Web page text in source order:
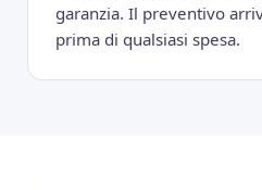
garanzia. Il preventivo
prima di qualsiasi spesa.